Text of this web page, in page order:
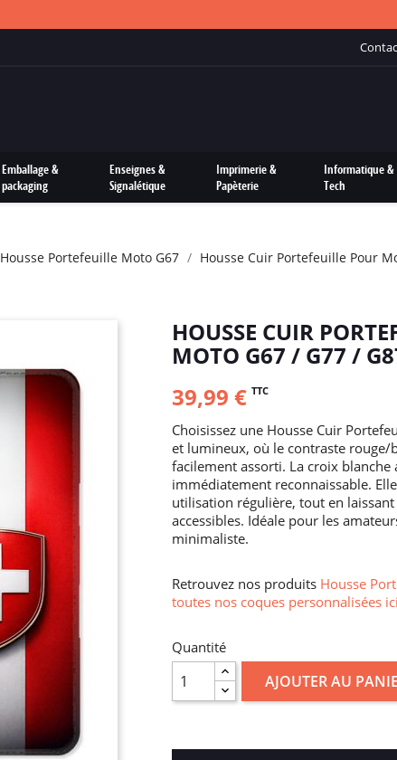
Emballage &
packaging
Enseignes &
Signalétique
Imprimerie &
Papèterie
Informatique &
Tech
Housse Portefeuille Moto G67
Housse Cuir Portefeuille Pour
HOUSSE CUIR
MOTO G67 / G77 /
39,99 € TTC
Choisissez une Housse Cuir
et lumineux, où le contraste
facilement assorti. La croix
immédiatement reconnaissable.
utilisation régulière, tout en
accessibles. Idéale pour les
minimaliste.
Retrouvez nos produits Housse
toutes nos coques personnalisées ici
Quantité
AJOUTER AU